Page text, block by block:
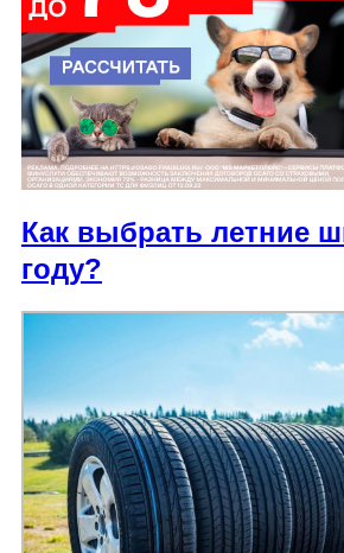
Как выбрать летние
году?